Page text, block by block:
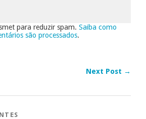
para reduzir spam. Saiba como
são processados.
Next Post →